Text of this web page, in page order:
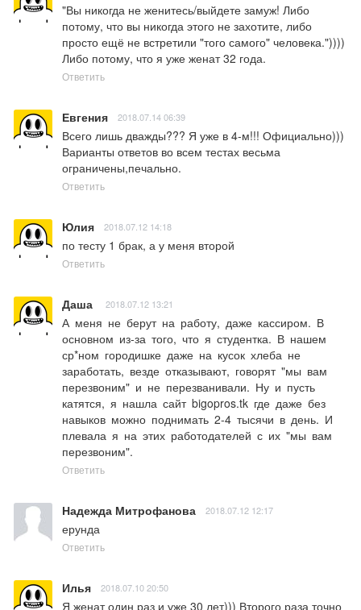
"Вы никогда не женитесь/выйдете замуж! Либо
потому, что вы никогда этого не захотите, либо
просто ещё не встретили "того самого" человека."))))
Либо потому, что я уже женат 32 года.
Ответить
Евгения 2018.07.14 06:39
Всего лишь дважды??? Я уже в 4-м!!! Официально)))
Варианты ответов во всем тестах весьма
ограничены,печально.
Ответить
Юлия 2018.07.12 14:18
по тесту 1 брак, а у меня второй
Ответить
Даша 2018.07.12 13:21
А︎︎ ︎м︎е︎н︎︎я︎ ︎н︎е︎ ︎б︎е︎р︎︎у︎︎т︎ ︎н︎а︎ ︎р︎а︎б︎о︎т︎︎у︎,︎ ︎д︎︎а︎︎ж︎︎е︎ ︎︎к︎а︎с︎︎с︎︎и︎︎р︎︎о︎м︎.︎ ︎В︎ ︎
о︎︎с︎н︎о︎в︎н︎о︎︎м︎ ︎︎и︎з︎-︎з︎а︎ ︎т︎о︎︎г︎о︎︎,︎ ︎︎ч︎︎т︎о︎ ︎я︎︎ ︎с︎т︎у︎︎д︎е︎н︎︎т︎к︎а︎︎.︎︎ ︎В︎ ︎︎н︎а︎︎ш︎е︎м︎︎ ︎︎
с︎р︎︎*︎︎н︎о︎︎м︎ ︎г︎о︎︎р︎о︎д︎и︎ш︎к︎е︎ ︎︎д︎а︎︎ж︎︎е︎︎ ︎н︎а︎︎ ︎к︎у︎с︎о︎︎к︎ ︎х︎л︎е︎︎б︎а︎ ︎︎н︎︎е︎ ︎︎
з︎а︎︎р︎а︎б︎︎о︎т︎а︎︎т︎︎ь︎,︎ ︎︎в︎︎е︎з︎д︎е︎︎ ︎о︎︎т︎к︎︎а︎з︎︎ы︎︎в︎а︎ю︎т︎,︎ ︎г︎︎о︎в︎о︎р︎︎я︎т︎ ︎︎"︎м︎︎ы︎ ︎︎в︎︎а︎︎м︎ ︎
п︎︎е︎р︎︎е︎з︎в︎о︎н︎и︎м︎"︎ ︎︎и︎ ︎н︎е︎ ︎︎п︎е︎р︎е︎з︎в︎а︎н︎и︎в︎а︎л︎и︎.︎ ︎Н︎︎у︎ ︎︎и︎ ︎п︎у︎с︎т︎ь︎︎ ︎
к︎а︎т︎︎я︎т︎с︎я︎,︎ ︎я︎ ︎н︎а︎︎ш︎л︎а︎ ︎︎с︎а︎й︎т︎ big︎︎︎︎o︎pr︎︎︎os︎︎︎︎.︎︎︎︎t︎︎︎︎k︎︎ ︎︎г︎︎д︎е︎ ︎д︎а︎ж︎е︎ ︎︎б︎е︎з︎ ︎
н︎︎а︎в︎ы︎к︎о︎в︎︎ ︎м︎о︎ж︎н︎о︎ ︎п︎о︎︎д︎︎н︎︎и︎м︎︎а︎︎т︎ь︎ ︎2︎-︎4︎︎ ︎︎т︎ы︎с︎︎я︎ч︎и︎︎ ︎в︎︎ ︎д︎е︎н︎ь︎︎.︎ ︎︎И︎ ︎
п︎л︎︎е︎в︎а︎︎л︎︎а︎ ︎я︎︎ ︎н︎︎а︎︎ ︎︎э︎т︎и︎х︎︎ ︎р︎а︎б︎︎о︎т︎о︎д︎︎а︎т︎︎е︎л︎︎е︎︎й︎ ︎с︎︎ ︎и︎х︎ ︎"︎︎м︎ы︎ ︎в︎︎а︎︎м︎ ︎
п︎е︎︎р︎е︎︎з︎в︎о︎н︎и︎︎м︎︎"︎.
Ответить
Надежда Митрофанова 2018.07.12 12:17
ерунда
Ответить
Илья 2018.07.10 20:50
Я женат один раз и уже 30 лет))) Второго раза точно